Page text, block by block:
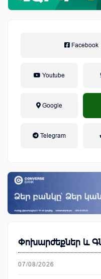
Facebook
Youtube
Google
Telegram
Փոխարժեքներ և
07/08/2026